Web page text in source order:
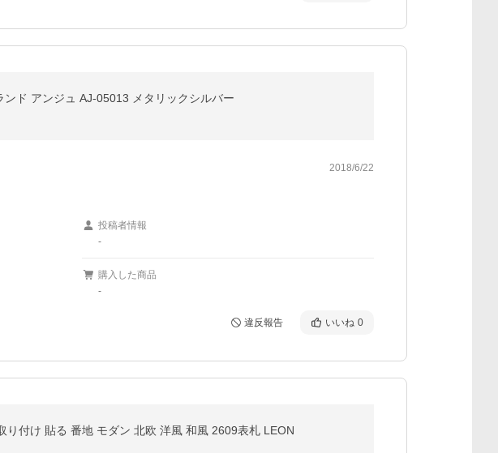
ド アンジュ AJ-05013 メタリックシルバー
2018/6/22
投稿者情報
-
購入した商品
-
違反報告 いいね 0
付け 貼る 番地 モダン 北欧 洋風 和風 2609表札 LEON